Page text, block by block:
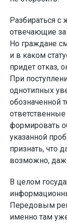
Разбираться с
отвечающие
Но граждане
и в каком
придет отказ,
При
однотипных
обозначенной
формировать
указанной
признать, что
возможно,
В целом
Передовым
именно там